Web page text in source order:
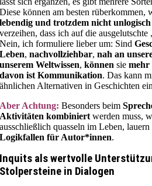
Diese können am besten rüberkommen,
lebendig und trotzdem nicht unlogisch
verzeihen, dass ich auf die
Nein, ich formuliere lieber um: Sind
Leben,nachvollziehbar,nah an
unserem Weltwissen,können sie
davon ist Kommunikation. Das kann
ähnlichen Alternativen in Geschichten
Aber Achtung: Besonders beim
Aktivitäten kombiniert werden muss,
ausschließlich quasseln im Leben,
Logikfallen für Autor*innen.
Inquits als wertvolle
Stolpersteine in Dialogen